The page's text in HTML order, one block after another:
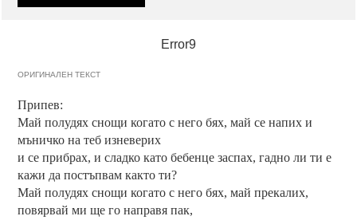
Error9
ОРИГИНАЛЕН ТЕКСТ
Припев:
Май полудях снощи когато с него бях, май се напих и
мъничко на теб изневерих
и се прибрах, и сладко като бебенце заспах, гадно ли ти е
кажи да постъпвам както ти?
Май полудях снощи когато с него бях, май прекалих,
повярвай ми ще го направя пак,